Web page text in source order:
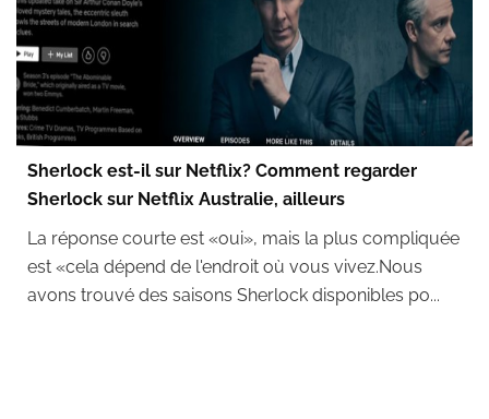
Sherlock est-il sur Netflix? Comment regarder
Sherlock sur Netflix Australie, ailleurs
La réponse courte est «oui», mais la plus compliquée
est «cela dépend de l'endroit où vous vivez.Nous
avons trouvé des saisons Sherlock disponibles po...